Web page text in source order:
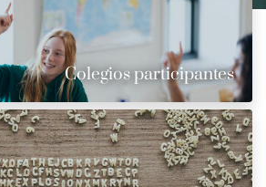
Colegios participantes